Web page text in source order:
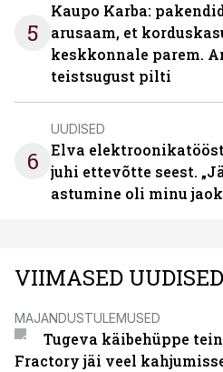
5
Kaupo Karba:
arusaam, et
keskkonnale parem.
teistsugust pilti
6
UUDISED
Elva
juhi ettevõtte seest.
astumine oli minu
VIIMASED UUDISED
MAJANDUSTULEMUSED
Tugeva käibehüppe
Fractory jäi veel